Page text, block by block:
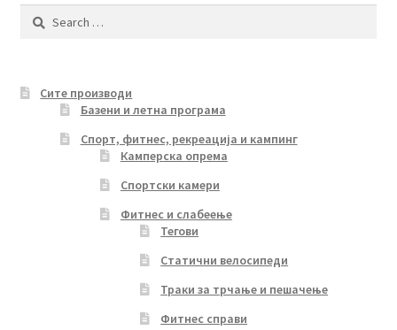
Search
Сите производи
Базени и летна програма
Спорт, фитнес, рекреација и кампинг
Камперска опрема
Спортски камери
Фитнес и слабеење
Тегови
Статични велосипеди
Траки за трчање и пешачење
Фитнес справи